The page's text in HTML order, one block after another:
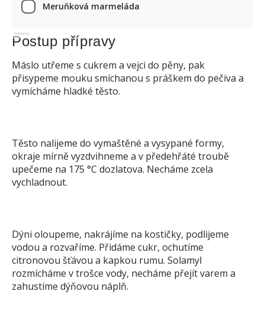
Meruňková marmeláda
Reklama
Postup přípravy
Máslo utřeme s cukrem a vejci do pěny, pak
přisypeme mouku smíchanou s práškem do pečiva a
vymícháme hladké těsto.
Těsto nalijeme do vymaštěné a vysypané formy,
okraje mírně vyzdvihneme a v předehřáté troubě
upečeme na 175 °C dozlatova. Necháme zcela
vychladnout.
Dýni oloupeme, nakrájíme na kostičky, podlijeme
vodou a rozvaříme. Přidáme cukr, ochutíme
citronovou šťávou a kapkou rumu. Solamyl
rozmícháme v trošce vody, necháme přejít varem a
zahustíme dýňovou náplň.